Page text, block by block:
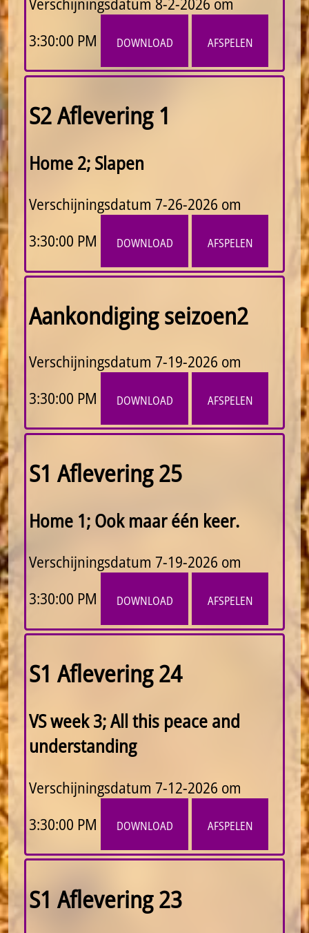
3:30:00 PM
download afspelen
S2 Aflevering 1
Home 2; Slapen
Verschijningsdatum7-26-2026 om
3:30:00 PM
download afspelen
Aankondiging seizoen2
Verschijningsdatum7-19-2026 om
3:30:00 PM
download afspelen
S1 Aflevering 25
Home 1; Ook maar één keer.
Verschijningsdatum7-19-2026 om
3:30:00 PM
download afspelen
S1 Aflevering 24
VS week 3; All this peace and
understanding
Verschijningsdatum7-12-2026 om
3:30:00 PM
download afspelen
S1 Aflevering 23